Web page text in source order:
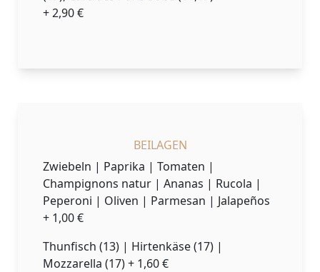
+ 2,90 €
BEILAGEN
Zwiebeln | Paprika | Tomaten |
Champignons natur | Ananas | Rucola |
Peperoni | Oliven | Parmesan | Jalapeños
+ 1,00 €
Thunfisch (13) | Hirtenkäse (17) |
Mozzarella (17) + 1,60 €